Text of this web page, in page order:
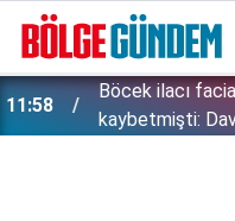
11:42
''Çözülmemiş
Gürlek şüpheli